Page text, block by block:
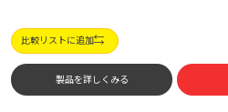
比較リストに追加
製品を詳しくみる